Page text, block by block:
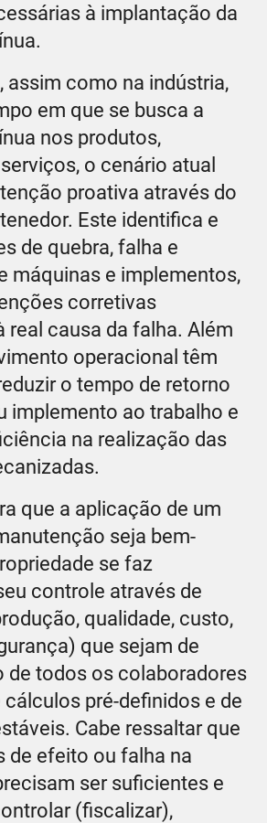
à implantação da
assim como na indústria,
em que se busca a
nos produtos,
o cenário atual
proativa através do
Este identifica e
de quebra, falha e
máquinas e implementos,
corretivas
real causa da falha. Além
operacional têm
o tempo de retorno
implemento ao trabalho e
na realização das
que a aplicação de um
seja bem-
se faz
controle através de
qualidade, custo,
que sejam de
de todos os colaboradores
cálculos pré-definidos e de
Cabe ressaltar que
de efeito ou falha na
ser suficientes e
(fiscalizar),